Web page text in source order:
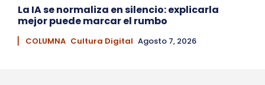
La IA se normaliza en silencio: explicarla
mejor puede marcar el rumbo
▏ COLUMNA Cultura Digital Agosto 7, 2026